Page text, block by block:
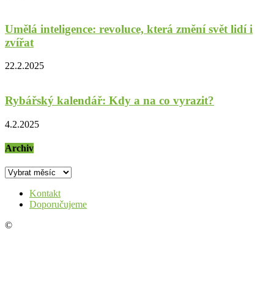
Umělá inteligence: revoluce, která změní svět lidí i
zvířat
22.2.2025
Rybářský kalendář: Kdy a na co vyrazit?
4.2.2025
Archiv
Archiv
Kontakt
Doporučujeme
©